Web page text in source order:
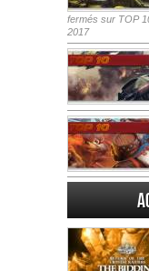
fermés sur TOP
2017